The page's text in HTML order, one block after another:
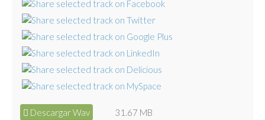
Descargar Wav 31.67 MB